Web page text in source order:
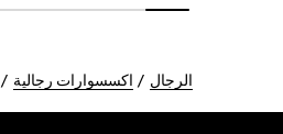
الرجال اكسسوارات رجالية